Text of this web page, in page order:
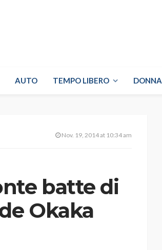
AUTO TEMPO LIBERO DONNA
Nov. 19, 2014 at 10:34 am
batte di
Okaka